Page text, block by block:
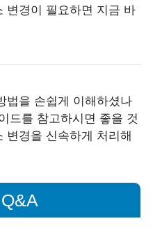
변경이 필요하면 지금 바
법을 손쉽게 이해하셨나
드를 참고하시면 좋을 것
변경을 신속하게 처리해